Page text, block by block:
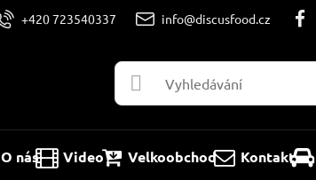
+420 723540337 info@discusfood.cz
O nás Video Velkoobchod Kontakt